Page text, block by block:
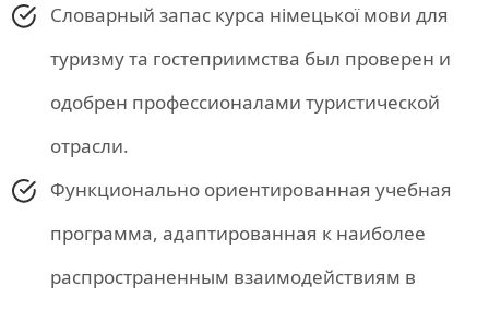
Словарный запас курса німецької мови для
туризму та гостеприимства был проверен и
одобрен профессионалами туристической
отрасли.
Функционально ориентированная учебная
программа, адаптированная к наиболее
распространенным взаимодействиям в